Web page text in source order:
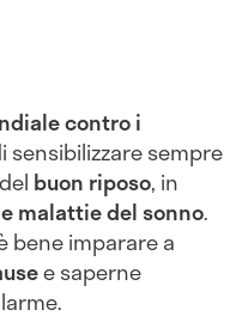
contro i
sensibilizzare sempre
buon riposo, in
malattie del sonno.
bene imparare a
e saperne